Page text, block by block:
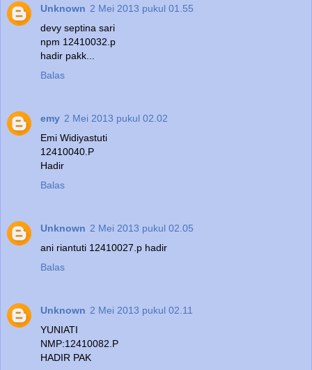
Unknown 2 Mei 2013 pukul 01.55
devy septina sari
npm 12410032.p
hadir pakk...
Balas
emy 2 Mei 2013 pukul 02.02
Emi Widiyastuti
12410040.P
Hadir
Balas
Unknown 2 Mei 2013 pukul 02.05
ani riantuti 12410027.p hadir
Balas
Unknown 2 Mei 2013 pukul 02.11
YUNIATI
NMP:12410082.P
HADIR PAK